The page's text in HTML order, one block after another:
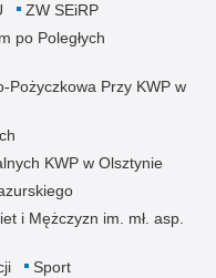
ZW SEiRP
po Poległych
Pożyczkowa Przy KWP w
KWP w Olsztynie
i Mężczyzn im. mł. asp.
Sport